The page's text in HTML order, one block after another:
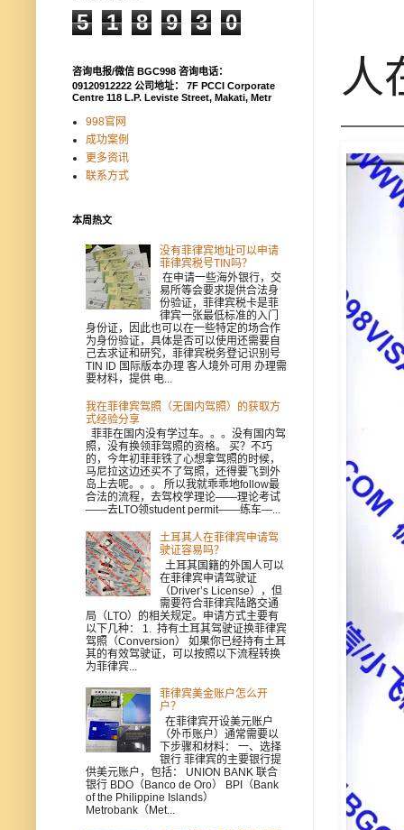
人
5 1 8 9 3 0
咨询电报/微信 BGC998 咨询电话：
09120912222 公司地址： 7F PCCI Corporate
Centre 118 L.P. Leviste Street, Makati, Metr
998官网
成功案例
更多资讯
联系方式
本周热文
没有菲律宾地址可以申请
菲律宾税号TIN吗？
在申请一些海外银行，交
易所等会要求提供合法身
份验证，菲律宾税卡是菲
律宾一张最低标准的入门
身份证，因此也可以在一些特定的场合作
为身份验证，具体是否可以使用还需要自
己去求证和研究，菲律宾税务登记识别号
TIN ID 国际版本办理 客人境外可用 办理需
要材料，提供 电...
我在菲律宾驾照（无国内驾照）的获取方
式经验分享
菲菲在国内没有学过车。。。没有国内驾
照，没有换领菲驾照的资格。 买？不巧
的，今年初菲菲铁了心想拿驾照的时候，
马尼拉这边还买不了驾照，还得要飞到外
岛上去呢。。。 所以我就乖乖地follow最
合法的流程，去驾校学理论——理论考试
——去LTO领student permit——练车—...
土耳其人在菲律宾申请驾
驶证容易吗？
土耳其国籍的外国人可以
在菲律宾申请驾驶证
（Driver’s License），但
需要符合菲律宾陆路交通
局（LTO）的相关规定。申请方式主要有
以下几种： 1. 持有土耳其驾驶证换菲律宾
驾照（Conversion） 如果你已经持有土耳
其的有效驾驶证，可以按照以下流程转换
为菲律宾...
菲律宾美金账户怎么开
户？
在菲律宾开设美元账户
（外币账户）通常需要以
下步骤和材料： 一、选择
银行 菲律宾的主要银行提
供美元账户，包括： UNION BANK 联合
银行 BDO（Banco de Oro） BPI（Bank
of the Philippine Islands）
Metrobank（Met...